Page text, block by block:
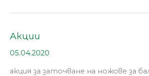
Акции
05.04.2020
акция за заточване на ножове за
Акции